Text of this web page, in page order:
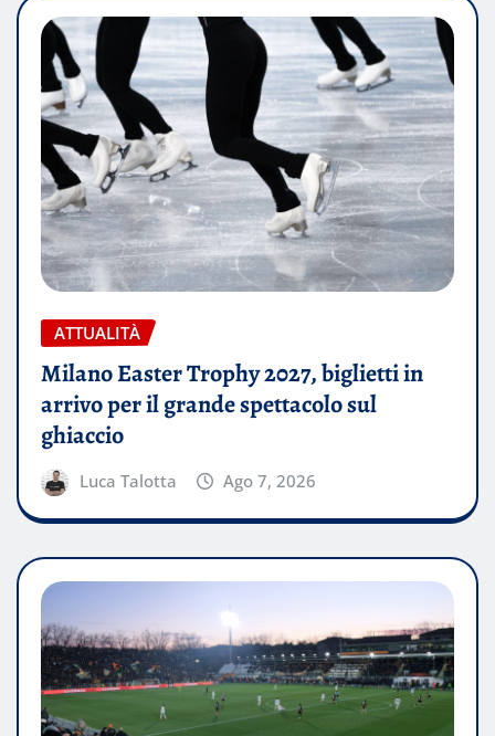
ATTUALITÀ
Milano Easter Trophy 2027, biglietti in
arrivo per il grande spettacolo sul
ghiaccio
Luca Talotta Ago 7, 2026